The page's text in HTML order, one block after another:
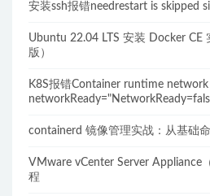
安装ssh报错needrestart is skipped
Ubuntu 22.04 LTS 安装 Docker CE
版）
K8S报错Container runtime
containerd 镜像管理实战：从基础
VMware vCenter Server Appliance
程